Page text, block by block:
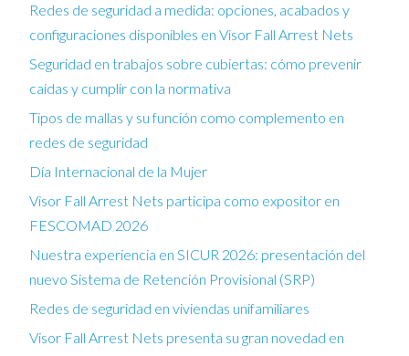
Redes de seguridad a medida: opciones, acabados y
configuraciones disponibles en Visor Fall Arrest Nets
Seguridad en trabajos sobre cubiertas: cómo prevenir
caídas y cumplir con la normativa
Tipos de mallas y su función como complemento en
redes de seguridad
Día Internacional de la Mujer
Visor Fall Arrest Nets participa como expositor en
FESCOMAD 2026
Nuestra experiencia en SICUR 2026: presentación del
nuevo Sistema de Retención Provisional (SRP)
Redes de seguridad en viviendas unifamiliares
Visor Fall Arrest Nets presenta su gran novedad en